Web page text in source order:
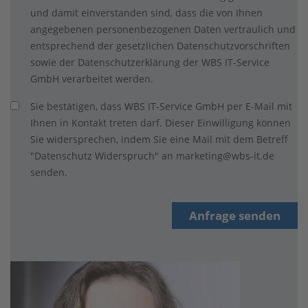
und damit einverstanden sind, dass die von Ihnen
angegebenen personenbezogenen Daten vertraulich und
entsprechend der gesetzlichen Datenschutzvorschriften
sowie der Datenschutzerklärung der WBS IT-Service
GmbH verarbeitet werden.
Sie bestätigen, dass WBS IT-Service GmbH per E-Mail mit
Ihnen in Kontakt treten darf. Dieser Einwilligung können
Sie widersprechen, indem Sie eine Mail mit dem Betreff
"Datenschutz Widerspruch" an marketing@wbs-it.de
senden.
Anfrage senden